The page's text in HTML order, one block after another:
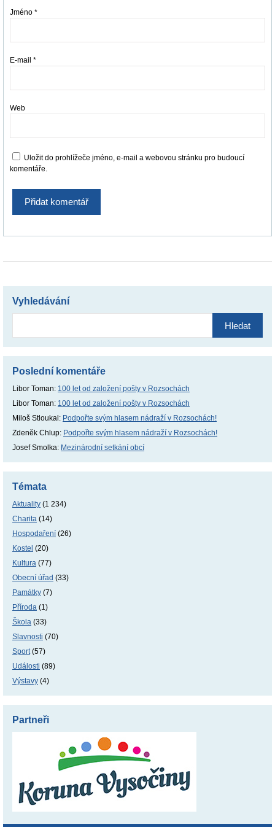
Jméno *
E-mail *
Web
Uložit do prohlížeče jméno, e-mail a webovou stránku pro budoucí
komentáře.
Vyhledávání
Poslední komentáře
Libor Toman: 100 let od založení pošty v Rozsochách
Libor Toman: 100 let od založení pošty v Rozsochách
Miloš Stloukal: Podpořte svým hlasem nádraží v Rozsochách!
Zdeněk Chlup: Podpořte svým hlasem nádraží v Rozsochách!
Josef Smolka: Mezinárodní setkání obcí
Témata
Aktuality (1 234)
Charita (14)
Hospodaření (26)
Kostel (20)
Kultura (77)
Obecní úřad (33)
Památky (7)
Příroda (1)
Škola (33)
Slavnosti (70)
Sport(57)
Události (89)
Výstavy (4)
Partneři